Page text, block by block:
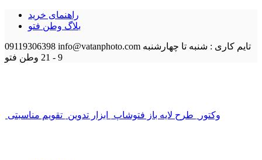
راهنمای خرید
بلاگ وطن فتو
09119306398 info@vatanphoto.com تایم کاری : شنبه تا چهارشنبه
9 - 21
وطن فتو
وکتور طرح لایه باز فتوشاپ ابزار تدوین تقویم مناسبتی